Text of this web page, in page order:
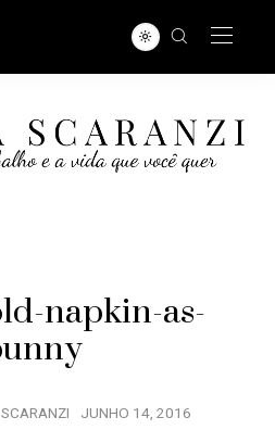
napkin-as-
JUNHO 14, 2016